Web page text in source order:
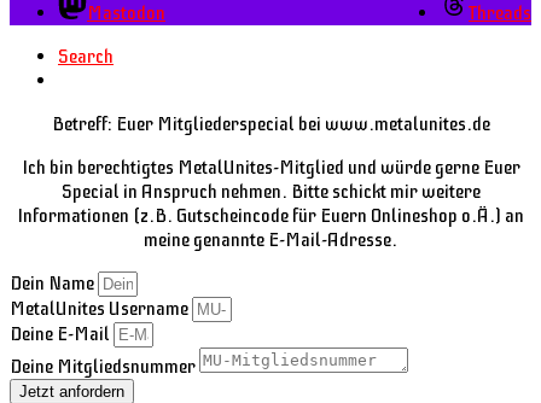
Mastodon
Threads
Search
Betreff: Euer Mitgliederspecial bei www.metalunites.de
Ich bin berechtigtes MetalUnites-Mitglied und würde gerne Euer
Special in Anspruch nehmen. Bitte schickt mir weitere
Informationen (z.B. Gutscheincode für Euern Onlineshop o.Ä.) an
meine genannte E-Mail-Adresse.
Dein Name
MetalUnites Username
Deine E-Mail
Deine Mitgliedsnummer
Jetzt anfordern